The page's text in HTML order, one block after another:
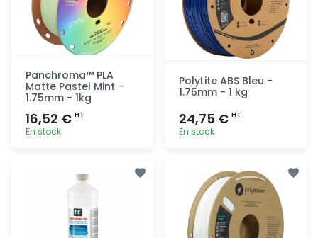
Panchroma™ PLA
Matte Pastel Mint -
1.75mm - 1kg
16,52 € HT
En stock
rapide
PolyLite ABS Bleu -
1.75mm - 1 kg
24,75 € HT
En stock
rapide